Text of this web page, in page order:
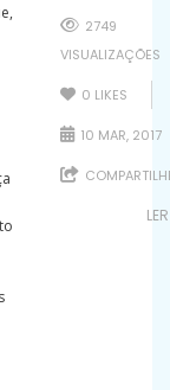
2749
VISUALIZAÇÕES
0 LIKES
10 MAR, 2017